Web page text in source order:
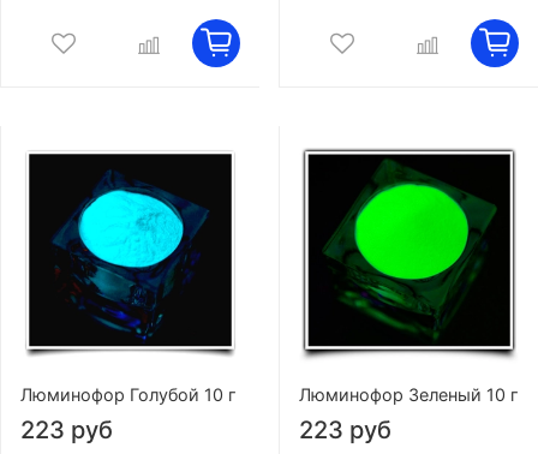
Люминофор Голубой 10 г
223 руб
Люминофор Зеленый 10 г
223 руб